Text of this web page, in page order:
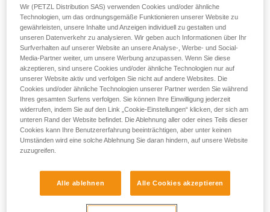
Wir (PETZL Distribution SAS) verwenden Cookies und/oder ähnliche
Technologien, um das ordnungsgemäße Funktionieren unserer Website zu
gewährleisten, unsere Inhalte und Anzeigen individuell zu gestalten und
unseren Datenverkehr zu analysieren. Wir geben auch Informationen über Ihr
Surfverhalten auf unserer Website an unsere Analyse-, Werbe- und Social-
Media-Partner weiter, um unsere Werbung anzupassen. Wenn Sie diese
akzeptieren, sind unsere Cookies und/oder ähnliche Technologien nur auf
unserer Website aktiv und verfolgen Sie nicht auf andere Websites. Die
Cookies und/oder ähnliche Technologien unserer Partner werden Sie während
Ihres gesamten Surfens verfolgen. Sie können Ihre Einwilligung jederzeit
widerrufen, indem Sie auf den Link „Cookie-Einstellungen“ klicken, der sich am
unteren Rand der Website befindet. Die Ablehnung aller oder eines Teils dieser
Cookies kann Ihre Benutzererfahrung beeinträchtigen, aber unter keinen
Umständen wird eine solche Ablehnung Sie daran hindern, auf unsere Website
zuzugreifen.
Alle ablehnen Alle Cookies akzeptieren